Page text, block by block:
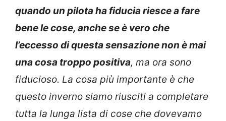
quando un pilota ha fiducia riesce a fare
bene le cose, anche se è vero che
l’eccesso di questa sensazione non è mai
una cosa troppo positiva, ma ora sono
fiducioso. La cosa più importante è che
questo inverno siamo riusciti a completare
tutta la lunga lista di cose che dovevamo